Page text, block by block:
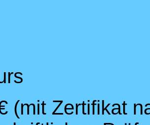
(mit Zertifikat